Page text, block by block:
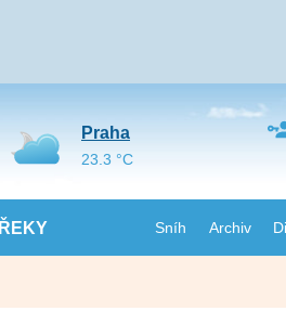
ŘEKY Sníh Archiv
Praha
23.3 °C